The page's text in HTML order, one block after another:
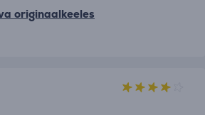
originaalkeeles